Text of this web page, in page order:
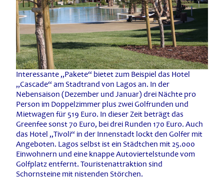
Interessante „Pakete“ bietet zum Beispiel das Hotel
„Cascade“ am Stadtrand von Lagos an. In der
Nebensaison (Dezember und Januar) drei Nächte pro
Person im Doppelzimmer plus zwei Golfrunden und
Mietwagen für 519 Euro. In dieser Zeit beträgt das
Greenfee sonst 70 Euro, bei drei Runden 170 Euro. Auch
das Hotel „Tivoli“ in der Innenstadt lockt den Golfer mit
Angeboten. Lagos selbst ist ein Städtchen mit 25.000
Einwohnern und eine knappe Autoviertelstunde vom
Golfplatz entfernt. Touristenattraktion sind
Schornsteine mit nistenden Störchen.